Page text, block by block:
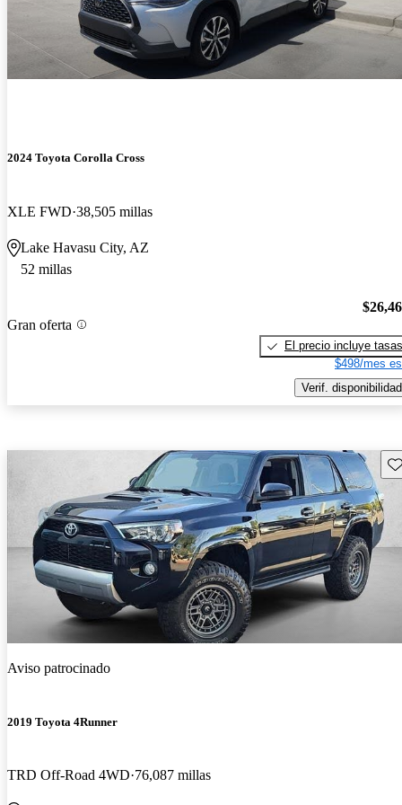
2024 Toyota Corolla Cross
XLE FWD 38,505 millas
Lake Havasu City, AZ
52 millas
Gran oferta
El precio incluye tasas
$498/mes
Verif. disponibilidad
Aviso patrocinado
2019 Toyota 4Runner
TRD Off-Road 4WD 76,087 millas